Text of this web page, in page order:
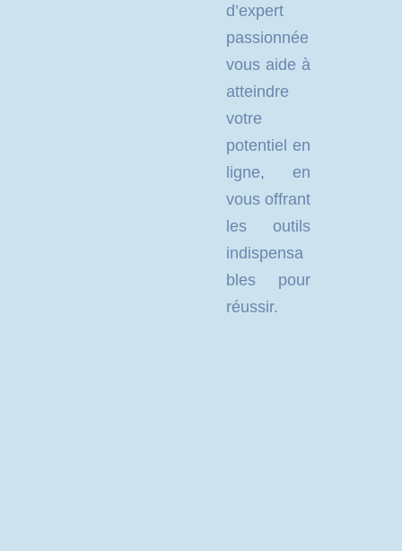
d’expert
passionnée
vous aide à
atteindre
votre
potentiel en
ligne, en
vous offrant
les outils
indispensa
bles pour
réussir.